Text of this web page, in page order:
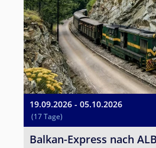
19.09.2026 - 05.10.2026
(17 Tage)
Balkan-Express nach